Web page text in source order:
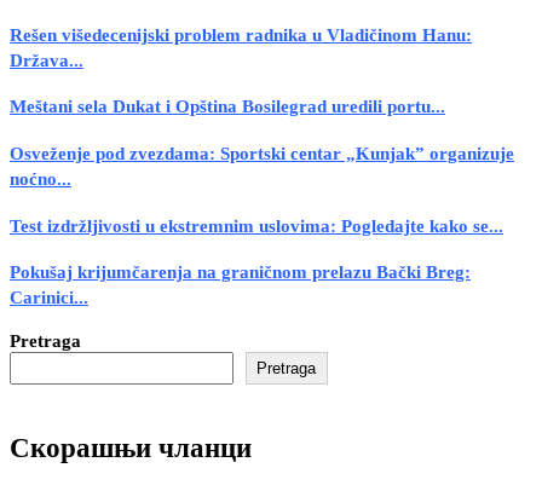
Rešen višedecenijski problem radnika u Vladičinom Hanu:
Država...
Meštani sela Dukat i Opština Bosilegrad uredili portu...
Osveženje pod zvezdama: Sportski centar „Kunjak” organizuje
noćno...
Test izdržljivosti u ekstremnim uslovima: Pogledajte kako se...
Pokušaj krijumčarenja na graničnom prelazu Bački Breg:
Carinici...
Pretraga
Pretraga
Скорашњи чланци